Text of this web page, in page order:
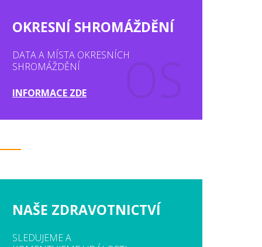
OKRESNÍ SHROMÁŽDĚNÍ
DATA A MÍSTA OKRESNÍCH
SHROMÁŽDĚNÍ
INFORMACE ZDE
NAŠE ZDRAVOTNICTVÍ
SLEDUJEME A